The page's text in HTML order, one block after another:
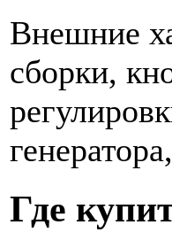
Внешние
сборки,
Где